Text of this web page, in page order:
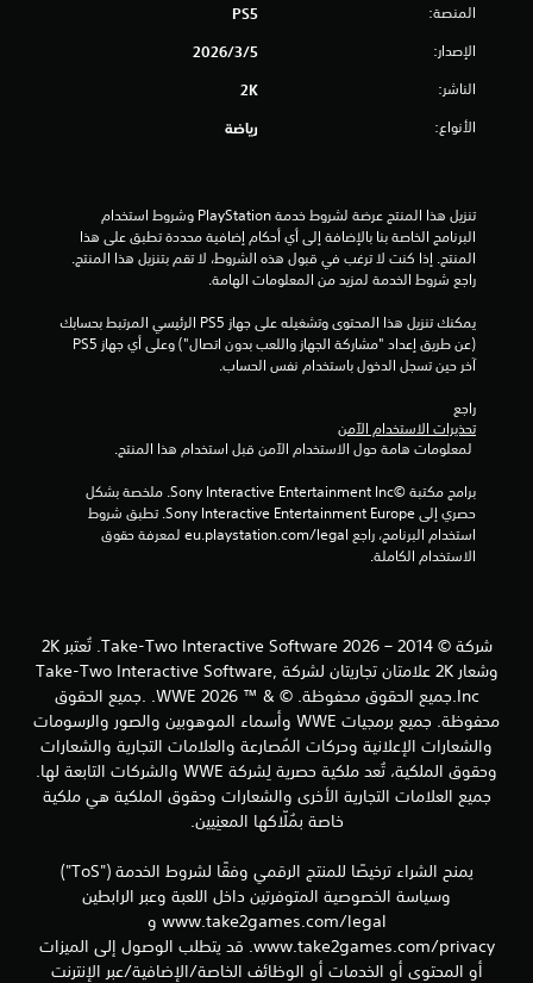
المنصة: PS5
الإصدار: 5‏/3‏/2026
الناشر: 2K
الأنواع: رياضة
راجع شروط الخدمة لمزيد من المعلومات الهامة.
آخر حين تسجل الدخول باستخدام نفس الحساب.
راجع
تحذيرات الاستخدام الآمن
الاستخدام الكاملة.
شركة © 2014 – 2026 Take-Two Interactive Software. تُعتبر 2K
وشعار 2K علامتان تجاريتان لشركة Take-Two Interactive Software,
Inc.جميع الحقوق محفوظة. © & ™ 2026 WWE. .جميع الحقوق
محفوظة. جميع برمجيات WWE وأسماء الموهوبين والصور والرسومات
والشعارات الإعلانية وحركات المُصارعة والعلامات التجارية والشعارات
وحقوق الملكية، تُعد ملكية حصرية لِشركة WWE والشركات التابعة لها.
جميع العلامات التجارية الأخرى والشعارات وحقوق الملكية هي ملكية
خاصة بمُلّاكها المعنِيين.
يمنح الشراء ترخيصًا للمنتج الرقمي وفقًا لشروط الخدمة ("ToS")
وسياسة الخصوصية المتوفرتين داخل اللعبة وعبر الرابطين
www.take2games.com/legal و
www.take2games.com/privacy. قد يتطلب الوصول إلى الميزات
أو المحتوى أو الخدمات أو الوظائف الخاصة/الإضافية/عبر الإنترنت